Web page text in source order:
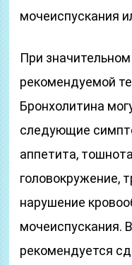
мочеиспускания
При
рекомендуемой
Бронхолитина
следующие
аппетита,
головокружение,
нарушение
мочеиспускания.
рекомендуется